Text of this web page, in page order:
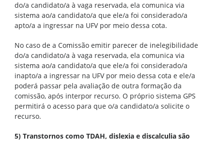
do/a candidato/a à vaga reservada, ela comunica via
sistema ao/a candidato/a que ele/a foi considerado/a
apto/a a ingressar na UFV por meio dessa cota.
No caso de a Comissão emitir parecer de inelegibilidade
do/a candidato/a à vaga reservada, ela comunica via
sistema ao/a candidato/a que ele/a foi considerado/a
inapto/a a ingressar na UFV por meio dessa cota e ele/a
poderá passar pela avaliação de outra formação da
comissão, após interpor recurso. O próprio sistema GPS
permitirá o acesso para que o/a candidato/a solicite o
recurso.
5) Transtornos como TDAH, dislexia e discalculia são